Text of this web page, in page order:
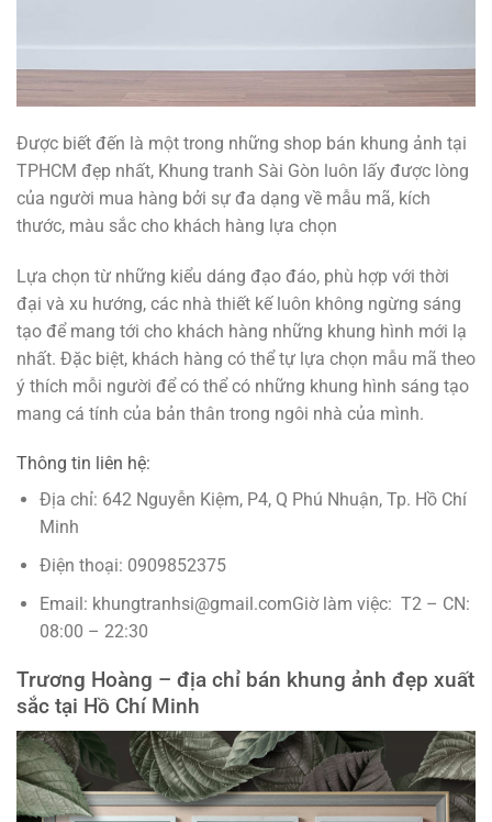
Được biết đến là một trong những shop bán khung ảnh tại
TPHCM đẹp nhất, Khung tranh Sài Gòn luôn lấy được lòng
của người mua hàng bởi sự đa dạng về mẫu mã, kích
thước, màu sắc cho khách hàng lựa chọn
Lựa chọn từ những kiểu dáng đạo đáo, phù hợp với thời
đại và xu hướng, các nhà thiết kế luôn không ngừng sáng
tạo để mang tới cho khách hàng những khung hình mới lạ
nhất. Đặc biệt, khách hàng có thể tự lựa chọn mẫu mã theo
ý thích mỗi người để có thể có những khung hình sáng tạo
mang cá tính của bản thân trong ngôi nhà của mình.
Thông tin liên hệ:
Địa chỉ: 642 Nguyễn Kiệm, P4, Q Phú Nhuận, Tp. Hồ Chí
Minh
Điện thoại: 0909852375
Email: khungtranhsi@gmail.comGiờ làm việc: T2 – CN:
08:00 – 22:30
Trương Hoàng – địa chỉ bán khung ảnh đẹp xuất
sắc tại Hồ Chí Minh